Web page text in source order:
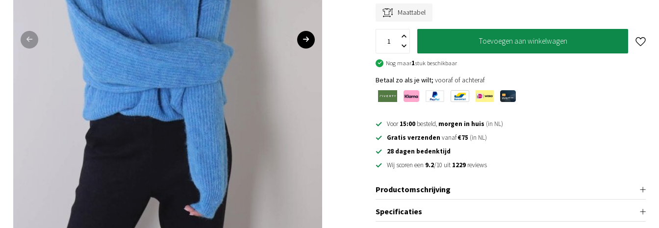
Maattabel
Toevoegen aan winkelwagen
Nog maar1stuk beschikbaar
Betaal zo als je wilt; vooraf of achteraf
Voor15:00 besteld, morgen in huis (in NL)
Gratis verzenden vanaf€75 (in NL)
28 dagen bedenktijd
Wij scoren een 9.2/10 uit 1229 reviews
Productomschrijving
Specificaties